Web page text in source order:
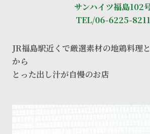
サンハイツ福島102
TEL/06-6225-8211
JR福島駅近くで厳選素材の地鶏料理
から
とった出し汁が自慢のお店